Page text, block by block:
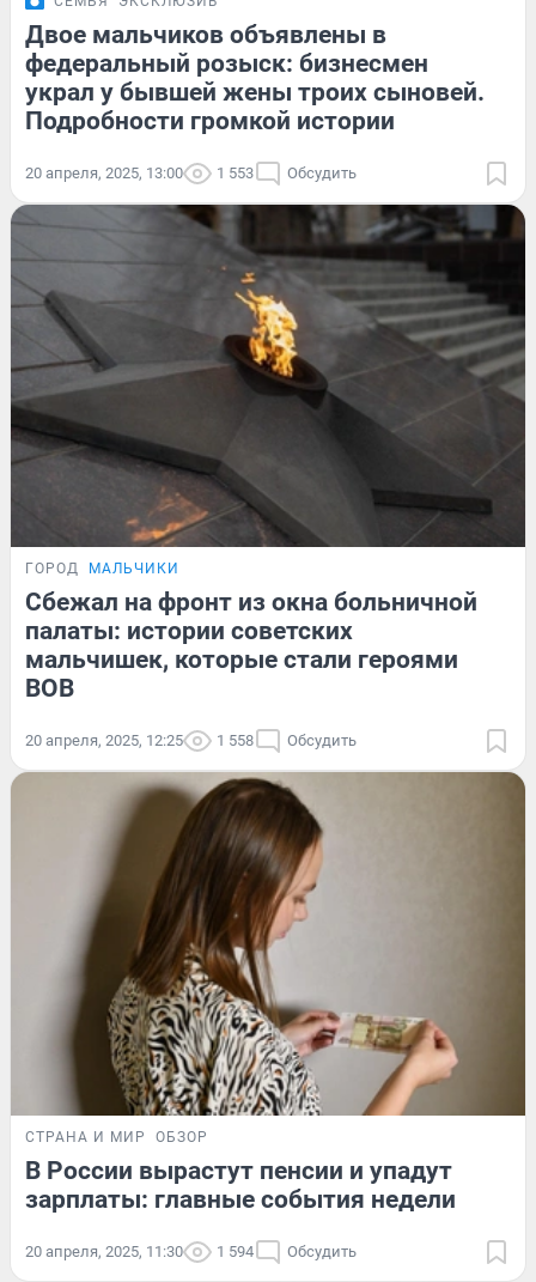
Двое мальчиков объявлены в
федеральный розыск: бизнесмен
украл у бывшей жены троих сыновей.
Подробности громкой истории
20 апреля, 2025, 13:00 1 553 Обсудить
ГОРОД МАЛЬЧИКИ
Сбежал на фронт из окна больничной
палаты: истории советских
мальчишек, которые стали героями
ВОВ
20 апреля, 2025, 12:25 1 558 Обсудить
СТРАНА И МИР ОБЗОР
В России вырастут пенсии и упадут
зарплаты: главные события недели
20 апреля, 2025, 11:30 1 594 Обсудить